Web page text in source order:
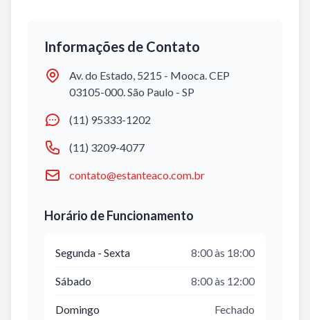
Informações de Contato
Av. do Estado, 5215 - Mooca. CEP
03105-000. São Paulo - SP
(11) 95333-1202
(11) 3209-4077
contato@estanteaco.com.br
Horário de Funcionamento
Segunda - Sexta 8:00 às 18:00
Sábado 8:00 às 12:00
Domingo Fechado